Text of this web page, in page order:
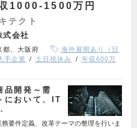
1000-1500万円
テクト
式会社
都、大阪府
海外展開あり（日
手企業 土日祝休み
年収600万
品開発～需
において、IT
要件定義、改革テーマの整理を行いま